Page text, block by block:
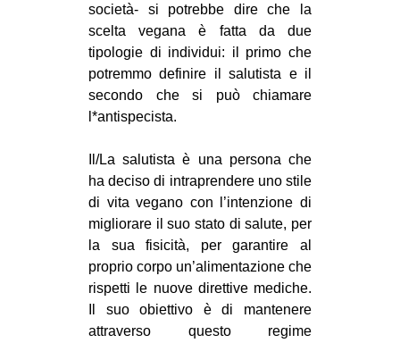
società- si potrebbe dire che la
scelta vegana è fatta da due
tipologie di individui: il primo che
potremmo definire il salutista e il
secondo che si può chiamare
l*antispecista.
Il/La salutista è una persona che
ha deciso di intraprendere uno stile
di vita vegano con l’intenzione di
migliorare il suo stato di salute, per
la sua fisicità, per garantire al
proprio corpo un’alimentazione che
rispetti le nuove direttive mediche.
Il suo obiettivo è di mantenere
attraverso questo regime